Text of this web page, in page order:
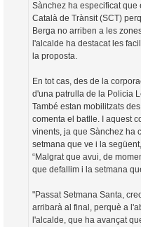
Sànchez ha especificat que
Català de Trànsit (SCT)
Berga no arriben a les
l'alcalde ha destacat les
la proposta.
En tot cas, des de la
d'una patrulla de la Policia
També estan mobilitzats
comenta el batlle. I aquest
vinents, ja que Sànchez ha
setmana que ve i la
“Malgrat que avui, de
que defallim i la setmana
"Passat Setmana Santa,
arribarà al final, perquè a
l'alcalde, que ha avançat